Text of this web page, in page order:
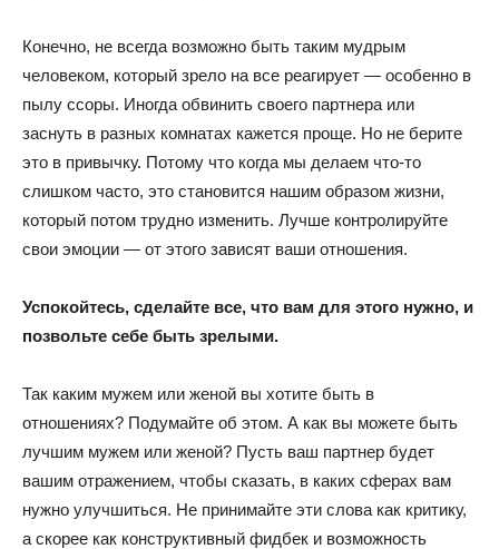
Конечно, не всегда возможно быть таким мудрым
человеком, который зрело на все реагирует — особенно в
пылу ссоры. Иногда обвинить своего партнера или
заснуть в разных комнатах кажется проще. Но не берите
это в привычку. Потому что когда мы делаем что-то
слишком часто, это становится нашим образом жизни,
который потом трудно изменить. Лучше контролируйте
свои эмоции — от этого зависят ваши отношения.
Успокойтесь, сделайте все, что вам для этого нужно, и
позвольте себе быть зрелыми.
Так каким мужем или женой вы хотите быть в
отношениях? Подумайте об этом. А как вы можете быть
лучшим мужем или женой? Пусть ваш партнер будет
вашим отражением, чтобы сказать, в каких сферах вам
нужно улучшиться. Не принимайте эти слова как критику,
а скорее как конструктивный фидбек и возможность